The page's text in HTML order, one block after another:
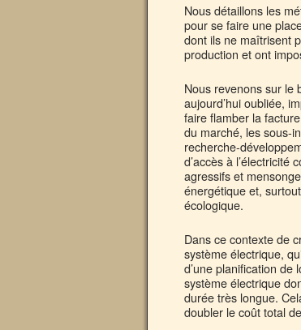
Nous détaillons les
pour se faire une
dont ils ne maîtrisent
production et ont
Nous revenons sur le
aujourd’hui oubliée,
faire flamber la
du marché, les sous-
recherche-
d’accès à
agressifs et
énergétique et,
écologique.
Dans ce contexte de
système électrique,
d’une planification de
système électrique
durée très longue.
doubler le coût total